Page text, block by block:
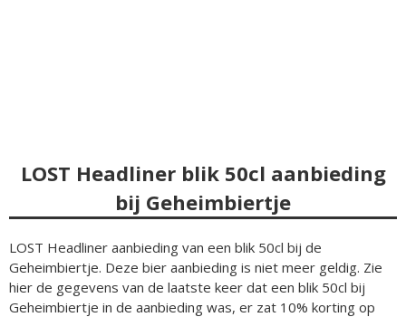
LOST Headliner blik 50cl aanbieding
bij Geheimbiertje
LOST Headliner aanbieding van een blik 50cl bij de
Geheimbiertje. Deze bier aanbieding is niet meer geldig. Zie
hier de gegevens van de laatste keer dat een blik 50cl bij
Geheimbiertje in de aanbieding was, er zat 10% korting op